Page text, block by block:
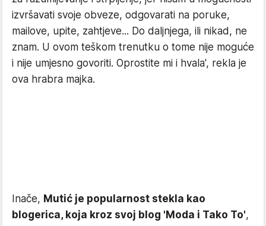
izvršavati svoje obveze, odgovarati na poruke,
mailove, upite, zahtjeve... Do daljnjega, ili nikad, ne
znam. U ovom teškom trenutku o tome nije moguće
i nije umjesno govoriti. Oprostite mi i hvala', rekla je
ova hrabra majka.
Inače, Mutić je popularnost stekla kao
blogerica, koja kroz svoj blog 'Moda i Tako To',